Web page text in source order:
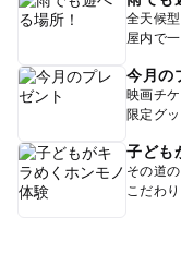
全天候
屋内で
今月の
映画チ
限定グ
子ども
その道
こだわ